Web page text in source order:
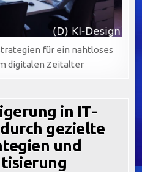
für ein nahtloses
digitalen Zeitalter
in IT-
gezielte
und